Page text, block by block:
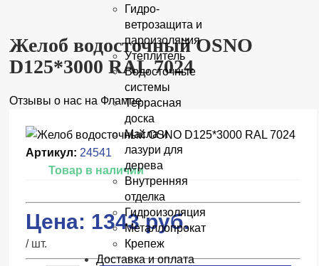
Гидро-
ветрозащита и
пароизоляция
Утеплитель
Водосточные
системы
Террасная
доска
Масла и
лазури для
дерева
Внутренняя
отделка
Гидроизоляция
Металлопрокат
Крепеж
Доставка и оплата
Желоб водосточный OSNO
D125*3000 RAL 7024
Отзывы о нас на Флампе
Артикул: 24541
Товар в наличии
Цена: 1343руб.
/ шт.